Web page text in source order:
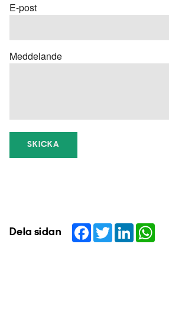
E-post
Meddelande
SKICKA
Dela sidan Facebook
TwitterLinkedIn